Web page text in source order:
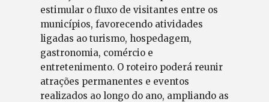
estimular o fluxo de visitantes entre os
municípios, favorecendo atividades
ligadas ao turismo, hospedagem,
gastronomia, comércio e
entretenimento. O roteiro poderá reunir
atrações permanentes e eventos
realizados ao longo do ano, ampliando as